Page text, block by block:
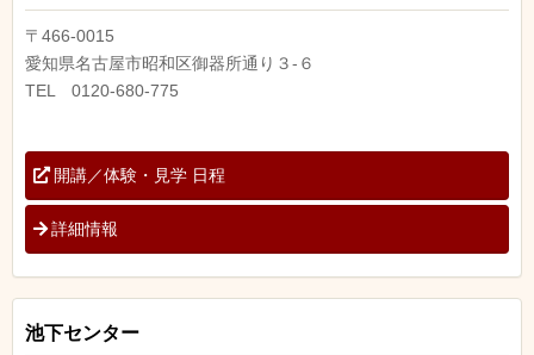
〒466-0015
愛知県名古屋市昭和区御器所通り３-６
TEL 0120-680-775
開講／体験・見学 日程
詳細情報
池下センター